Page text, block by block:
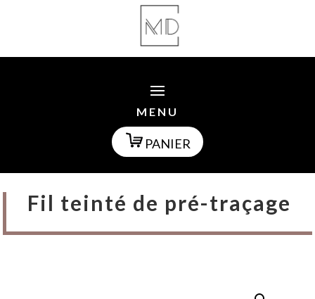
MENU
PANIER
Fil teinté de pré-traçage